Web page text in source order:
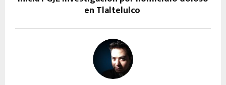
en Tlaltelulco